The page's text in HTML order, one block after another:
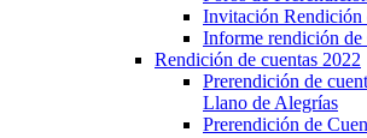
Invitación Rendición
Informe rendición de
Rendición de cuentas 2022
Prerendición de
Llano de Alegrías
Prerendición de